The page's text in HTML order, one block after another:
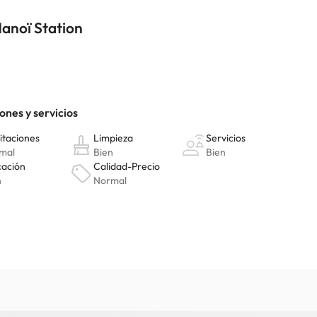
con televisión de pantalla plana. La conexión wifi gratis
está provisto de ducha y artículos de higiene personal gratuitos.
a 10:00, mientras que los fines de semana el horario es de
Station